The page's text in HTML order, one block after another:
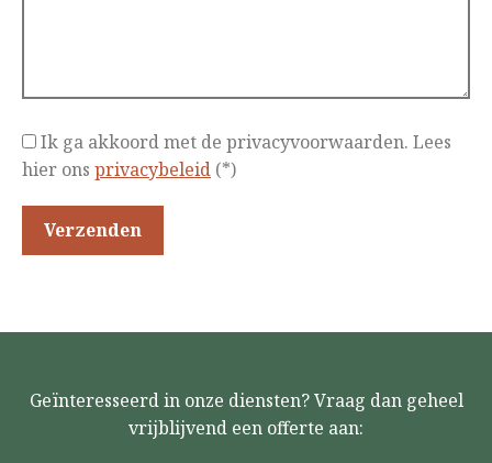
Ik ga akkoord met de privacyvoorwaarden. Lees
hier ons privacybeleid (*)
Geïnteresseerd in onze diensten? Vraag dan geheel
vrijblijvend een offerte aan: